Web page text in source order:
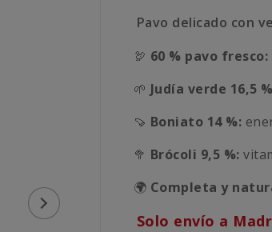
Pavo delicado con
🦃 60 % pavo fresco:
🌱 Judía verde 16,5
🍠 Boniato 14 %:
🥦 Brócoli 9,5 %:
🌍 Completa y
Solo envío a